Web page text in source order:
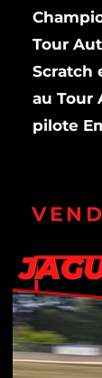
Tour
Scratch
au Tour
pilote